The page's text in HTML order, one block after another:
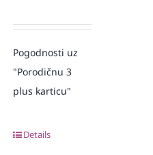
Pogodnosti uz
"Porodičnu 3
plus karticu"
Details